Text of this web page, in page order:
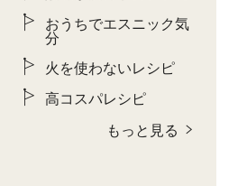
おうちでエスニック気
分
火を使わないレシピ
高コスパレシピ
もっと見る